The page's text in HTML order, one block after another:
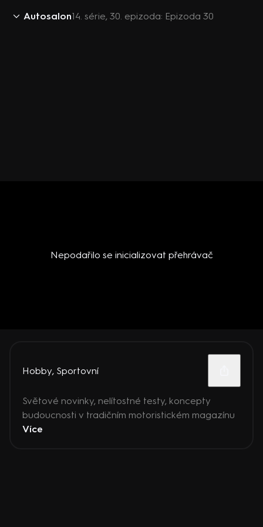
Autosalon14. série, 30. epizoda: Epizoda 30
Nepodařilo se inicializovat přehrávač
Hobby, Sportovní
Světové novinky, nelítostné testy, koncepty
budoucnosti v tradičním motoristickém magazínu
Více